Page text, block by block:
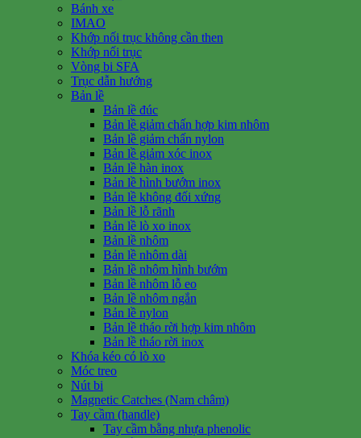
Bánh xe
IMAO
Khớp nối trục không cần then
Khớp nối trục
Vòng bi SFA
Trục dẫn hướng
Bản lề
Bản lề đúc
Bản lề giảm chấn hợp kim nhôm
Bản lề giảm chấn nylon
Bản lề giảm xóc inox
Bản lề hàn inox
Bản lề hình bướm inox
Bản lề không đối xứng
Bản lề lỗ rãnh
Bản lề lò xo inox
Bản lề nhôm
Bản lề nhôm dài
Bản lề nhôm hình bướm
Bản lề nhôm lỗ eo
Bản lề nhôm ngắn
Bản lề nylon
Bản lề tháo rời hợp kim nhôm
Bản lề tháo rời inox
Khóa kéo có lò xo
Móc treo
Nút bi
Magnetic Catches (Nam châm)
Tay cầm (handle)
Tay cầm bằng nhựa phenolic